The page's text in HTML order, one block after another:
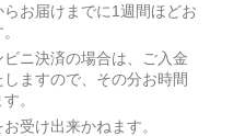
お届けまでに1週間ほどお
ニ決済の場合は、ご入金
ますので、その分お時間
。
受け出来かねます。